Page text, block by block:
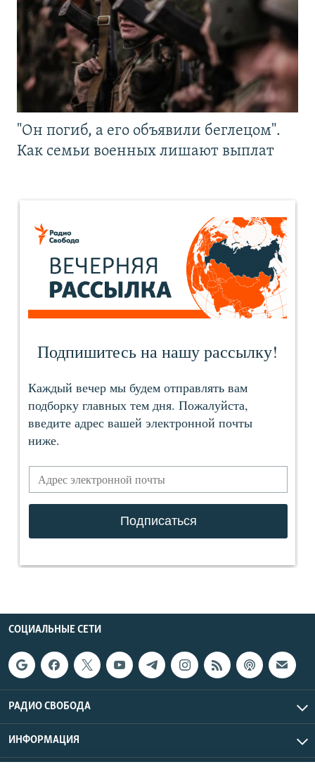
"Он погиб, а его объявили беглецом".
Как семьи военных лишают выплат
СОЦИАЛЬНЫЕ СЕТИ
РАДИО СВОБОДА
ИНФОРМАЦИЯ